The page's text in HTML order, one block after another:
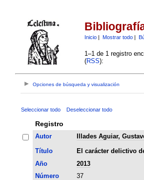
Inicio| Mostrar todo|
1–1 de 1 registro
(RSS):
Opciones de búsqueda y visualización
Seleccionar todo Deseleccionar todo
Registro
Autor
Illades Aguiar,
Título
El carácter delictivo
Año
2013
Número
37